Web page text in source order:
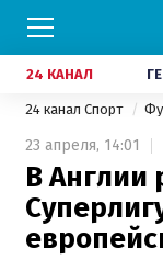
24 КАНАЛ
24 канал Спорт
23 апреля, 14:01
В Англии